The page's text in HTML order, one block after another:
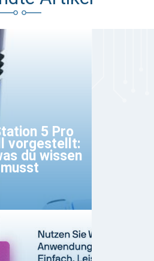
5 Pro
vorgestellt:
du wissen
musst